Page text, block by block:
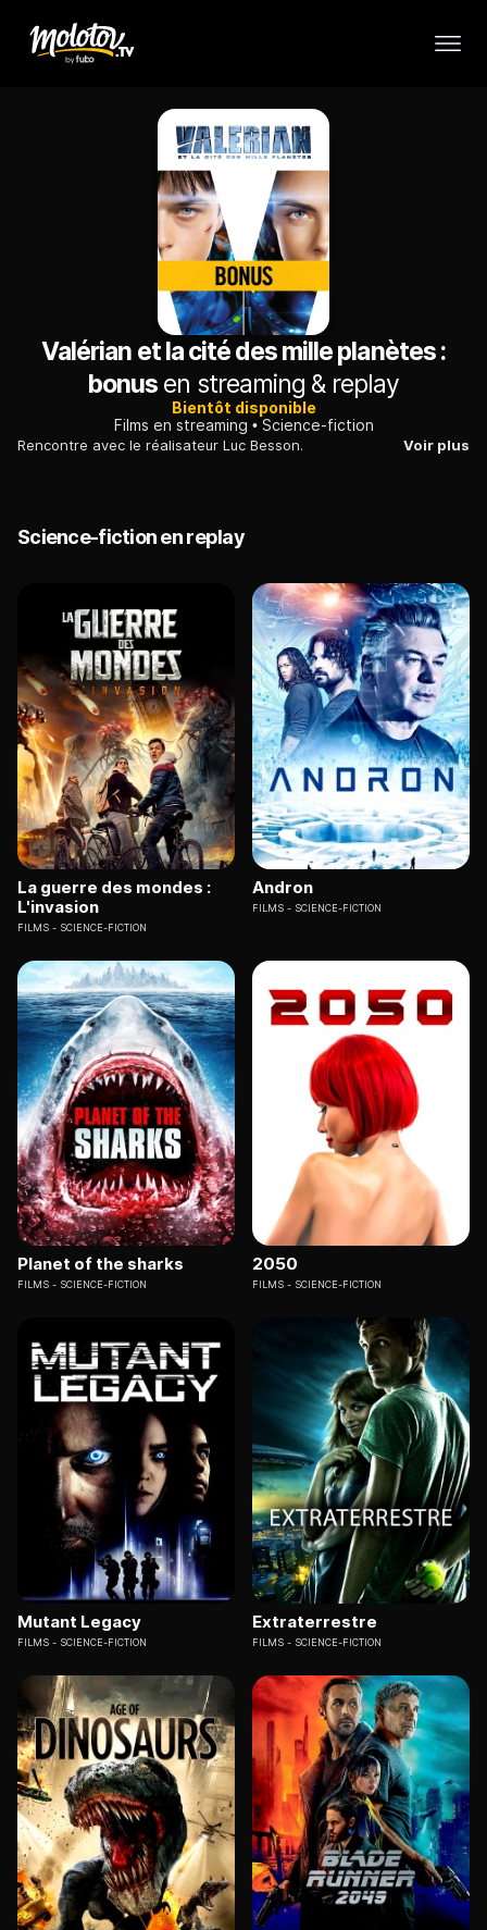
Valérian et la cité des mille planètes :
bonus en streaming & replay
Bientôt disponible
Films en streaming
Science-fiction
Rencontre avec le réalisateur Luc Besson. Voir plus
Science-fiction en replay
La guerre des mondes :
L'invasion
FILMS SCIENCE-FICTION
Andron
FILMS SCIENCE-FICTION
Planet of the sharks
FILMS SCIENCE-FICTION
2050
FILMS SCIENCE-FICTION
Mutant Legacy
FILMS SCIENCE-FICTION
Extraterrestre
FILMS SCIENCE-FICTION